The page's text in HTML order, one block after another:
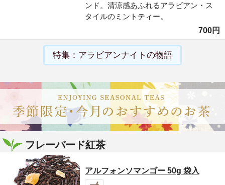
ンド。清涼感あふれるアラビアン・ス
タイルのミントティー。
700円
特集：アラビアンナイトの物語
フレーバード紅茶
アルフォンソマンゴー 50g 袋入